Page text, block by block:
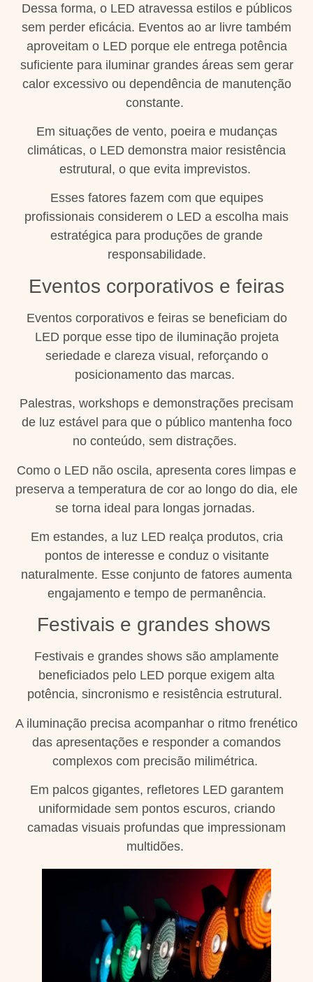
Dessa forma, o LED atravessa estilos e públicos
sem perder eficácia. Eventos ao ar livre também
aproveitam o LED porque ele entrega potência
suficiente para iluminar grandes áreas sem gerar
calor excessivo ou dependência de manutenção
constante.
Em situações de vento, poeira e mudanças
climáticas, o LED demonstra maior resistência
estrutural, o que evita imprevistos.
Esses fatores fazem com que equipes
profissionais considerem o LED a escolha mais
estratégica para produções de grande
responsabilidade.
Eventos corporativos e feiras
Eventos corporativos e feiras se beneficiam do
LED porque esse tipo de iluminação projeta
seriedade e clareza visual, reforçando o
posicionamento das marcas.
Palestras, workshops e demonstrações precisam
de luz estável para que o público mantenha foco
no conteúdo, sem distrações.
Como o LED não oscila, apresenta cores limpas e
preserva a temperatura de cor ao longo do dia, ele
se torna ideal para longas jornadas.
Em estandes, a luz LED realça produtos, cria
pontos de interesse e conduz o visitante
naturalmente. Esse conjunto de fatores aumenta
engajamento e tempo de permanência.
Festivais e grandes shows
Festivais e grandes shows são amplamente
beneficiados pelo LED porque exigem alta
potência, sincronismo e resistência estrutural.
A iluminação precisa acompanhar o ritmo frenético
das apresentações e responder a comandos
complexos com precisão milimétrica.
Em palcos gigantes, refletores LED garantem
uniformidade sem pontos escuros, criando
camadas visuais profundas que impressionam
multidões.